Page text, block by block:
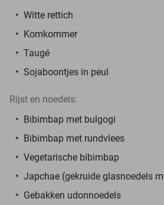
Witte rettich
Komkommer
Taugé
Sojaboontjes in peul
Rijst en noedels:
Bibimbap met bulgogi
Bibimbap met rundvlees
Vegetarische bibimbap
Japchae (gekruide glasnoedels
Gebakken udonnoedels